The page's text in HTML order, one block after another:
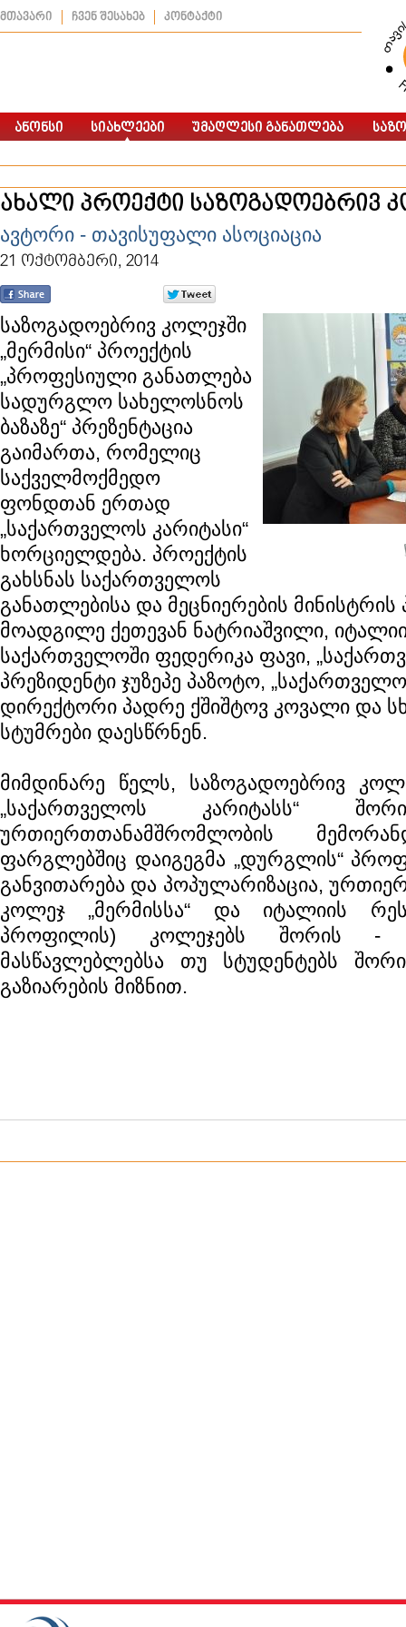
მთავარი ჩვენ შესახებ კონტაქტი
ახალი პროექტი საზოგადოებრივ
ავტორი - თავისუფალი ასოციაცია
21 ოქტომბერი, 2014
საზოგადოებრივ კოლეჯში
„მერმისი“ პროექტის
„პროფესიული განათლება
სადურგლო სახელოსნოს
ბაზაზე“ პრეზენტაცია
გაიმართა, რომელიც
საქველმოქმედო
ფონდთან ერთად
„საქართველოს კარიტასი“
ხორციელდება. პროექტის
გახსნას საქართველოს
განათლებისა და მეცნიერების
მოადგილე ქეთევან ნატრიაშვილი,
საქართველოში ფედერიკა ფავი,
პრეზიდენტი ჯუზეპე პაზოტო,
დირექტორი პადრე ქშიშტოვ კოვალი და
სტუმრები დაესწრნენ.
მიმდინარე წელს, საზოგადოებრივ
„საქართველოს კარიტასს“
ურთიერთთანამშრომლობის
ფარგლებშიც დაიგეგმა „დურგლის“
განვითარება და პოპულარიზაცია,
კოლეჯ „მერმისსა“ და იტალიის
პროფილის) კოლეჯებს შორის -
მასწავლებლებსა თუ სტუდენტებს
გაზიარების მიზნით.